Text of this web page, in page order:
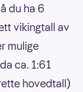
du ha 6
vikingtall av
mulige
ca. 1:61
hovedtall)